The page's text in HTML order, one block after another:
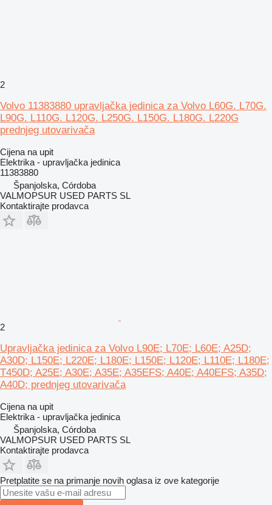
2
Volvo 11383880 upravljačka jedinica za Volvo L60G. L70G.
L90G. L110G. L120G. L250G. L150G. L180G. L220G
prednjeg utovarivača
Cijena na upit
Elektrika - upravljačka jedinica
11383880
Španjolska, Córdoba
VALMOPSUR USED PARTS SL
Kontaktirajte prodavca
2
Upravljačka jedinica za Volvo L90E; L70E; L60E; A25D;
A30D; L150E; L220E; L180E; L150E; L120E; L110E; L180E;
T450D; A25E; A30E; A35E; A35EFS; A40E; A40EFS; A35D;
A40D; prednjeg utovarivača
Cijena na upit
Elektrika - upravljačka jedinica
Španjolska, Córdoba
VALMOPSUR USED PARTS SL
Kontaktirajte prodavca
Pretplatite se na primanje novih oglasa iz ove kategorije